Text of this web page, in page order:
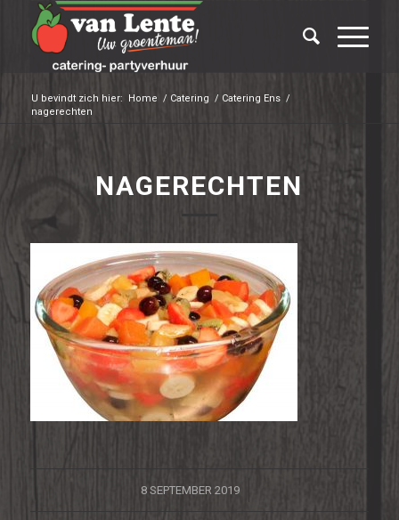
U bevindt zich hier: Home / Catering / Catering Ens /
nagerechten
NAGERECHTEN
8 SEPTEMBER 2019
/